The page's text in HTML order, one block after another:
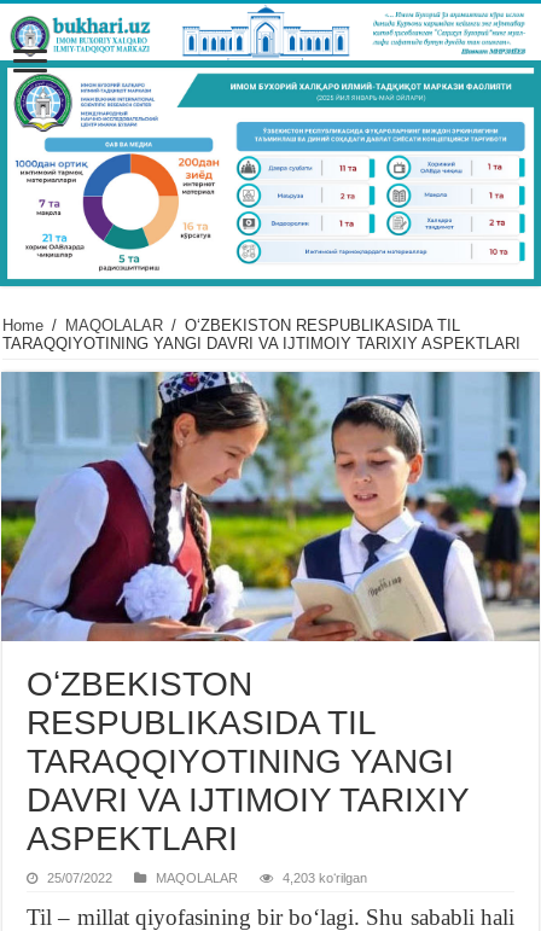
Home / MAQOLALAR / OʻZBЕKISTON RЕSPUBLIKASIDA TIL
TARAQQIYOTINING YANGI DAVRI VA IJTIMOIY TARIXIY ASPЕKTLARI
OʻZBЕKISTON
RЕSPUBLIKASIDA TIL
TARAQQIYOTINING YANGI
DAVRI VA IJTIMOIY TARIXIY
ASPЕKTLARI
25/07/2022 MAQOLALAR 4,203 koʻrilgan
Til – millat qiyofasining bir boʻlagi. Shu sababli hali